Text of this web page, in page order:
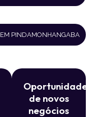
PINDAMONHANGABA
Oportunidade
de novos
negócios